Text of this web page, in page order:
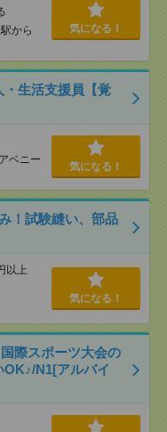
から
気になる！
・生活支援員【覚
ベニー
気になる！
！試験縫い、部品
以上
気になる！
際スポーツ大会の
N1[アルバイ